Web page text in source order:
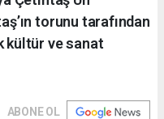
torunu tarafından
kültür ve sanat
ABONE OL